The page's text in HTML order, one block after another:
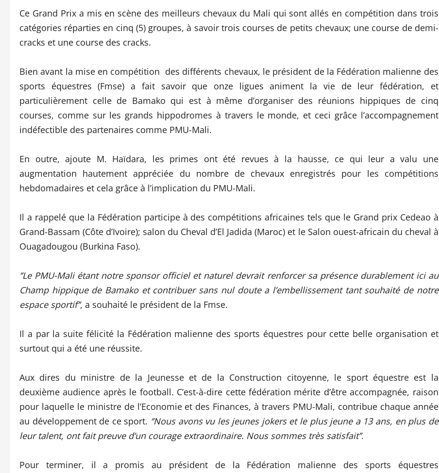
Ce Grand Prix a mis en scène des meilleurs chevaux du Mali qui sont allés en compétition dans trois
catégories réparties en cinq (5) groupes, à savoir trois courses de petits chevaux; une course de demi-
cracks et une course des cracks.
Bien avant la mise en compétition des différents chevaux, le président de la Fédération malienne des
sports équestres (Fmse) a fait savoir que onze ligues animent la vie de leur fédération, et
particulièrement celle de Bamako qui est à même d’organiser des réunions hippiques de cinq
courses, comme sur les grands hippodromes à travers le monde, et ceci grâce l’accompagnement
indéfectible des partenaires comme PMU-Mali.
En outre, ajoute M. Haïdara, les primes ont été revues à la hausse, ce qui leur a valu une
augmentation hautement appréciée du nombre de chevaux enregistrés pour les compétitions
hebdomadaires et cela grâce à l’implication du PMU-Mali.
Il a rappelé que la Fédération participe à des compétitions africaines tels que le Grand prix Cedeao à
Grand-Bassam (Côte d’Ivoire); salon du Cheval d’El Jadida (Maroc) et le Salon ouest-africain du cheval à
Ouagadougou (Burkina Faso).
‘’Le PMU-Mali étant notre sponsor officiel et naturel devrait renforcer sa présence durablement ici au
Champ hippique de Bamako et contribuer sans nul doute a l’embellissement tant souhaité de notre
espace sportif’’, a souhaité le président de la Fmse.
Il a par la suite félicité la Fédération malienne des sports équestres pour cette belle organisation et
surtout qui a été une réussite.
Aux dires du ministre de la Jeunesse et de la Construction citoyenne, le sport équestre est la
deuxième audience après le football. C’est-à-dire cette fédération mérite d’être accompagnée, raison
pour laquelle le ministre de l’Economie et des Finances, à travers PMU-Mali, contribue chaque année
au développement de ce sport. ‘’Nous avons vu les jeunes jokers et le plus jeune a 13 ans, en plus de
leur talent, ont fait preuve d’un courage extraordinaire. Nous sommes très satisfait’’.
Pour terminer, il a promis au président de la Fédération malienne des sports équestres